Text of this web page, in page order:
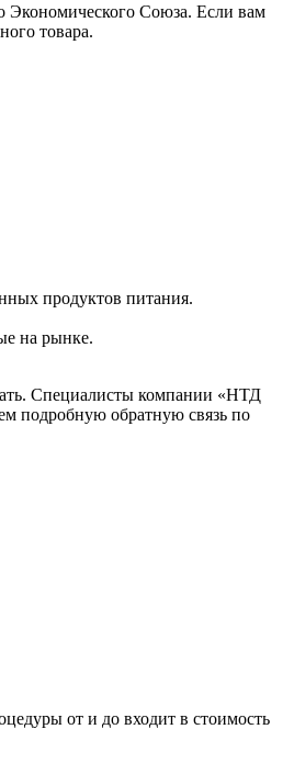
Экономического Союза. Если вам
товара.
продуктов питания.
на рынке.
Специалисты компании «НТД
подробную обратную связь по
от и до входит в стоимость